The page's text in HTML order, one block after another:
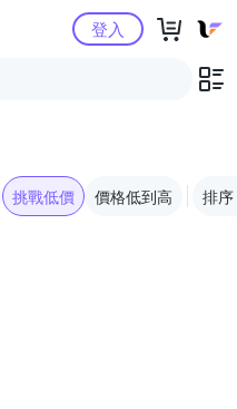
購物中心登入
挑戰低價 價格低到高 排序